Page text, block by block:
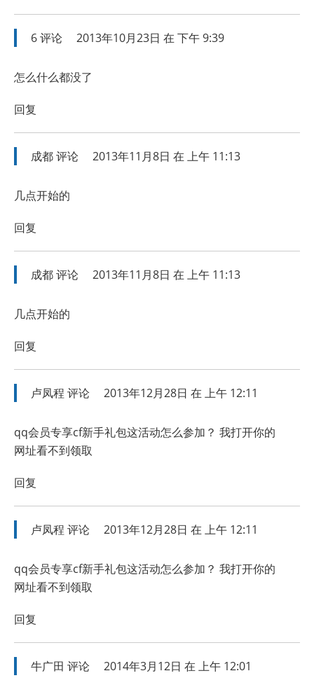
6评论 2013年10月23日 在 下午 9:39
怎么什么都没了
回复
成都评论 2013年11月8日 在 上午 11:13
几点开始的
回复
成都评论 2013年11月8日 在 上午 11:13
几点开始的
回复
卢凤程 评论 2013年12月28日 在 上午 12:11
qq会员专享cf新手礼包这活动怎么参加？ 我打开你的
网址看不到领取
回复
卢凤程 评论 2013年12月28日 在 上午 12:11
qq会员专享cf新手礼包这活动怎么参加？ 我打开你的
网址看不到领取
回复
牛广田 评论 2014年3月12日 在 上午 12:01